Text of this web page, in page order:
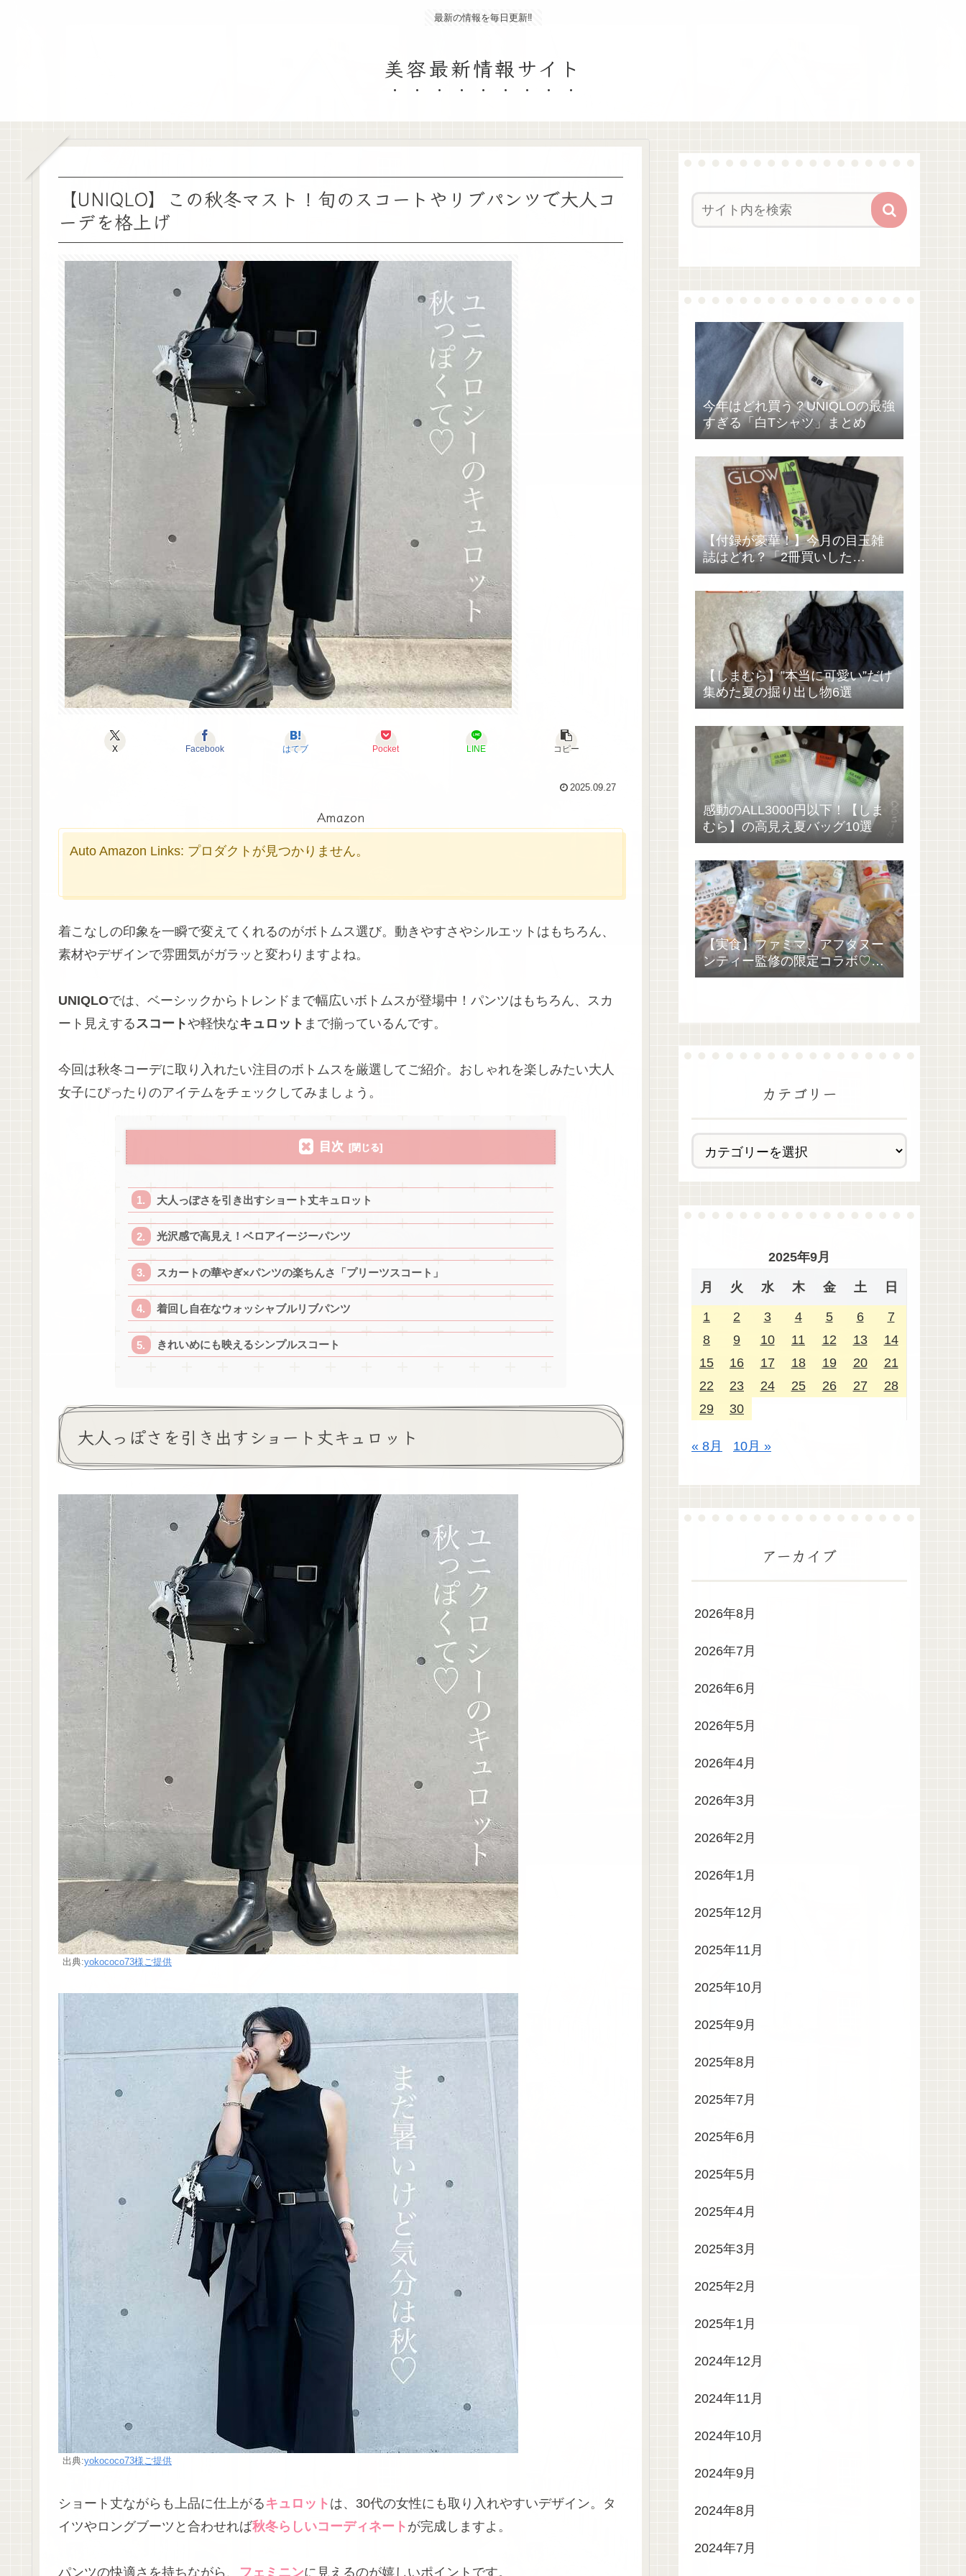
最新の情報を毎日更新‼
美容最新情報サイト
【UNIQLO】この秋冬マスト！旬のスコートやリブパンツで大人コ
ーデを格上げ
X Facebook はてブ Pocket LINE コピー
2025.09.27
Amazon
Auto Amazon Links: プロダクトが見つかりません。
着こなしの印象を一瞬で変えてくれるのがボトムス選び。動きやすさやシルエットはもちろん、
素材やデザインで雰囲気がガラッと変わりますよね。
UNIQLOでは、ベーシックからトレンドまで幅広いボトムスが登場中！パンツはもちろん、スカ
ート見えするスコートや軽快なキュロット まで揃っているんです。
今回は秋冬コーデに取り入れたい注目のボトムスを厳選してご紹介。おしゃれを楽しみたい大人
女子にぴったりのアイテムをチェックしてみましょう。
目次
大人っぽさを引き出すショート丈キュロット
光沢感で高見え！ベロアイージーパンツ
スカートの華やぎ×パンツの楽ちんさ「プリーツスコート」
着回し自在なウォッシャブルリブパンツ
きれいめにも映えるシンプルスコート
大人っぽさを引き出すショート丈キュロット
出典:yokococo73様ご提供
出典:yokococo73様ご提供
ショート丈ながらも上品に仕上がるキュロット は、30代の女性にも取り入れやすいデザイン。タ
イツやロングブーツと合わせれば秋冬らしいコーディネート が完成しますよ。
パンツの快適さを持ちながら、 フェミニンに見えるのが嬉しいポイントです。
今年はどれ買う？UNIQLOの最強
すぎる「白Tシャツ」まとめ
【付録が豪華！】今月の目玉雑
誌はどれ？「2冊買いした
い……」
【しまむら】”本当に可愛い”だけ
集めた夏の掘り出し物6選
感動のALL3000円以下！【しま
むら】の高見え夏バッグ10選
【実食】ファミマ、アフタヌー
ンティー監修の限定コラボ♡過
去最多全28種類が絶品過ぎた！
カテゴリー
2025年9月
月 火 水 木 金 土 日
1 2 3 4 5 6
7
8
9 10 11 12 13
14
15
16 17 18 19 20
21
22
23 24 25 26 27
28
29
30
« 8月 10月 »
アーカイブ
2026年8月
2026年7月
2026年6月
2026年5月
2026年4月
2026年3月
2026年2月
2026年1月
2025年12月
2025年11月
2025年10月
2025年9月
2025年8月
2025年7月
2025年6月
2025年5月
2025年4月
2025年3月
2025年2月
2025年1月
2024年12月
2024年11月
2024年10月
2024年9月
2024年8月
2024年7月